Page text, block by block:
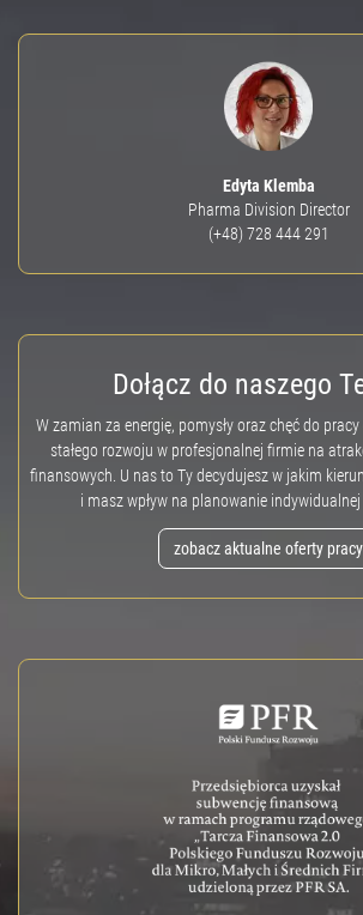
Edyta Klemba
Pharma Division Director
(+48) 728 444 291
Dołącz do naszego
W zamian za energię, pomysły oraz chęć do
stałego rozwoju w profesjonalnej firmie na
finansowych. U nas to Ty decydujesz w jakim
i masz wpływ na planowanie indywidualnej
zobacz aktualne oferty pracy